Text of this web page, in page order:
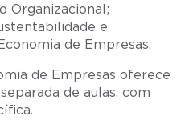
Organizacional;
e
de Empresas.
de Empresas oferece
de aulas, com